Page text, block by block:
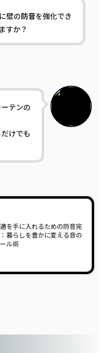
壁の防音を強化でき
すか？
ーテンの
けでも
を手に入れるための防音完
暮らしを豊かに変える音の
ル術